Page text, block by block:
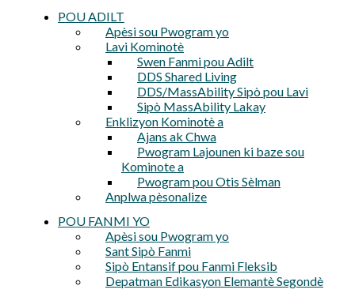
POU ADILT
Apèsi sou Pwogram yo
Lavi Kominotè
Swen Fanmi pou Adilt
DDS Shared Living
DDS/MassAbility Sipò pou Lavi
Sipò MassAbility Lakay
Enklizyon Kominotè a
Ajans ak Chwa
Pwogram Lajounen ki baze sou
Kominote a
Pwogram pou Otis Sèlman
Anplwa pèsonalize
POU FANMI YO
Apèsi sou Pwogram yo
Sant Sipò Fanmi
Sipò Entansif pou Fanmi Fleksib
Depatman Edikasyon Elemantè Segondè